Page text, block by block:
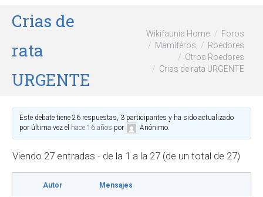
Crias de
rata
URGENTE
Wikifaunia Home
Foros
Mamíferos
Roedores
Otros Roedores
Crias de rata URGENTE
Este debate tiene 26 respuestas, 3 participantes y ha sido actualizado
por última vez el hace 16 años por Anónimo.
Viendo 27 entradas - de la 1 a la 27 (de un total de 27)
Autor Mensajes